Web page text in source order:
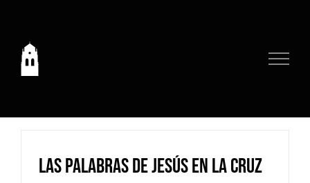
contenido
Las Palabras de Jesús en la Cruz